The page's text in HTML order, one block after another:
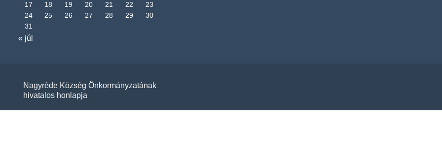
17
18 19 20 21 22
23
24
25 26 27 28 29
30
31
« júl
Nagyréde Község Önkormányzatának
hivatalos honlapja